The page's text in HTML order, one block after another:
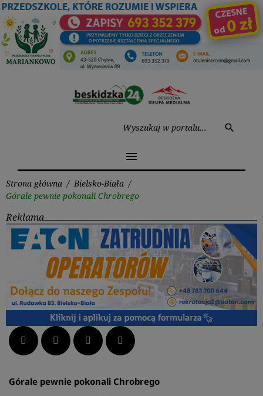
Przejdź
do
treści
search
menu
Strona główna / Bielsko-Biała /
Górale pewnie pokonali Chrobrego
Reklama
Facebook Twitter LinkedIn Pinterest
Górale pewnie pokonali Chrobrego